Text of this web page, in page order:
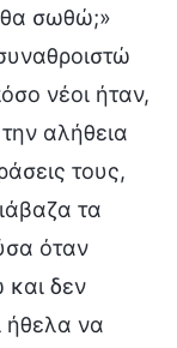
σωθώ;»
νέοι ήταν,
αλήθεια
τους,
τα
όταν
δεν
ήθελα να